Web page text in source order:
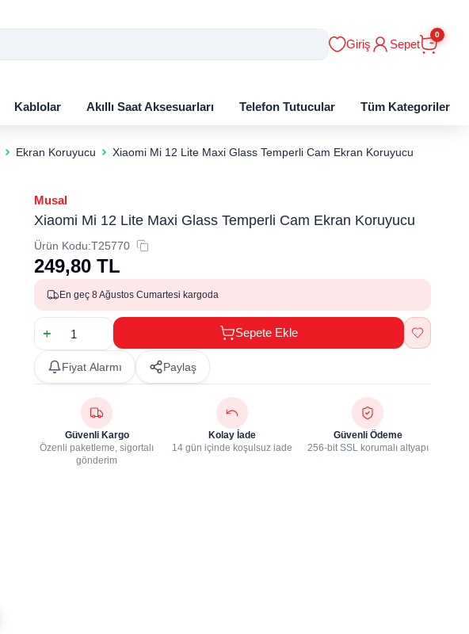
Giriş Sepet
0
Kablolar Akıllı Saat Aksesuarları Telefon Tutucular Tüm Kategoriler
Ekran Koruyucu Xiaomi Mi 12 Lite Maxi Glass Temperli Cam Ekran Koruyucu
Musal
Xiaomi Mi 12 Lite Maxi Glass Temperli Cam Ekran Koruyucu
Ürün Kodu:T25770
249,80 TL
En geç 8 Ağustos Cumartesi kargoda
Sepete Ekle
Fiyat Alarmı Paylaş
Güvenli Kargo
Özenli paketleme, sigortalı
gönderim
Kolay İade
14 gün içinde koşulsuz iade
Güvenli Ödeme
256-bit SSL korumalı altyapı